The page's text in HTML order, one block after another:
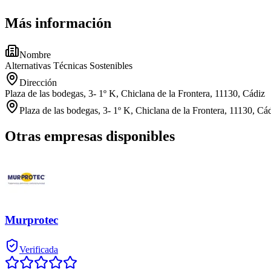
Más información
Nombre
Alternativas Técnicas Sostenibles
Dirección
Plaza de las bodegas, 3- 1º K, Chiclana de la Frontera, 11130, Cádiz
Plaza de las bodegas, 3- 1º K, Chiclana de la Frontera, 11130,
Otras empresas disponibles
Murprotec
Verificada